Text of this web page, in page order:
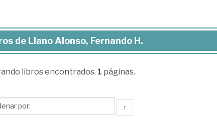
de Llano Alonso, Fernando H.
libros encontrados. 1 páginas.
↑